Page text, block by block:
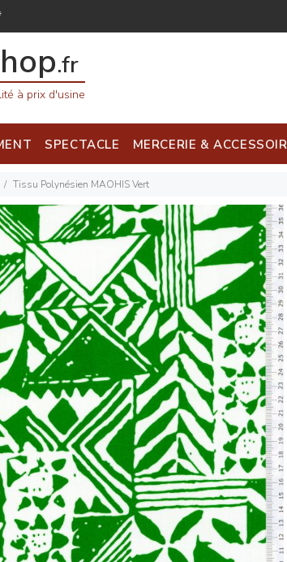
.fr
à prix d'usine
SPECTACLE MERCERIE &
Tissu Polynésien MAOHIS Vert